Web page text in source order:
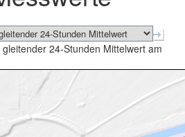
gleitender 24-Stunden Mittelwert am